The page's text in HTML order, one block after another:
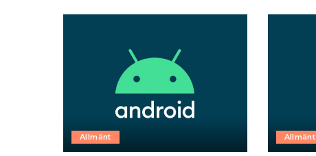
Allmänt Allmänt